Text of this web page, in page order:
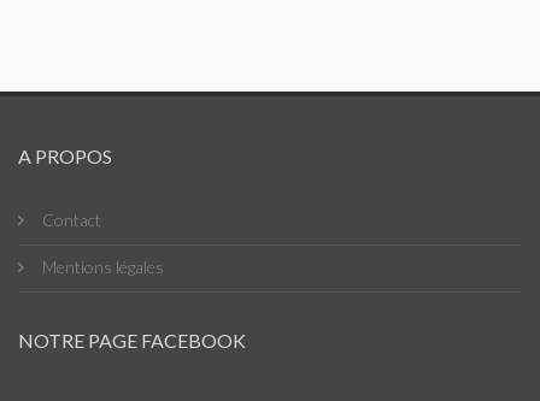
A PROPOS
Contact
Mentions légales
NOTRE PAGE FACEBOOK